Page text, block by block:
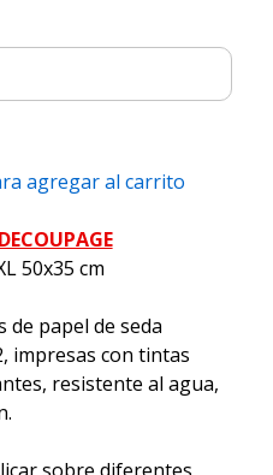
agregar al carrito
50x35 cm
de papel de seda
impresas con tintas
resistente al agua,